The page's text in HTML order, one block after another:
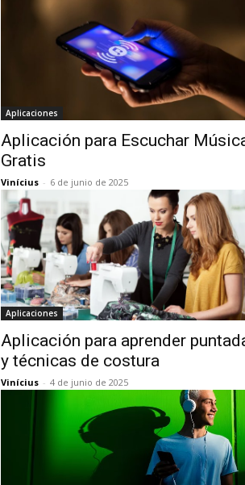
Aplicaciones
Aplicación para Escuchar
Gratis
Vinícius - 6 de junio de 2025
Aplicaciones
Aplicación para aprender
y técnicas de costura
Vinícius - 4 de junio de 2025